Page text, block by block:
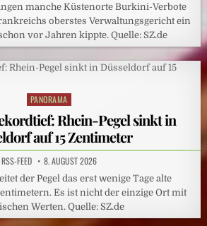
manche Küstenorte Burkini-Verbote
oberstes Verwaltungsgericht ein
vor Jahren kippte. Quelle: SZ.de
Posted
in
PANORAMA
Rhein-Pegel sinkt in
auf 15 Zentimeter
RSS-FEED 8. AUGUST 2026
der Pegel das erst wenige Tage alte
Es ist nicht der einzige Ort mit
Werten. Quelle: SZ.de